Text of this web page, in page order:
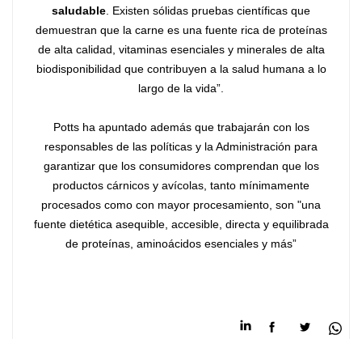
saludable . Existen sólidas pruebas científicas que
demuestran que la carne es una fuente rica de proteínas
de alta calidad, vitaminas esenciales y minerales de alta
biodisponibilidad que contribuyen a la salud humana a lo
largo de la vida”.
Potts ha apuntado además que trabajarán con los
responsables de las políticas y la Administración para
garantizar que los consumidores comprendan que los
productos cárnicos y avícolas, tanto mínimamente
procesados ​​como con mayor procesamiento, son "una
fuente dietética asequible, accesible, directa y equilibrada
de proteínas, aminoácidos esenciales y más”